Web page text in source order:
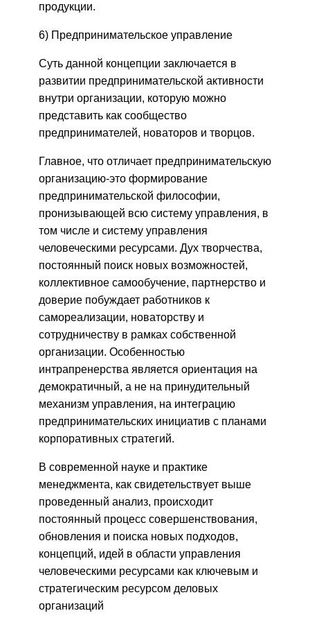
продукции.
6) Предпринимательское управление
Суть данной концепции заключается в
развитии предпринимательской активности
внутри организации, которую можно
представить как сообщество
предпринимателей, новаторов и творцов.
Главное, что отличает предпринимательскую
организацию-это формирование
предпринимательской философии,
пронизывающей всю систему управления, в
том числе и систему управления
человеческими ресурсами. Дух творчества,
постоянный поиск новых возможностей,
коллективное самообучение, партнерство и
доверие побуждает работников к
самореализации, новаторству и
сотрудничеству в рамках собственной
организации. Особенностью
интрапренерства является ориентация на
демократичный, а не на принудительный
механизм управления, на интеграцию
предпринимательских инициатив с планами
корпоративных стратегий.
В современной науке и практике
менеджмента, как свидетельствует выше
проведенный анализ, происходит
постоянный процесс совершенствования,
обновления и поиска новых подходов,
концепций, идей в области управления
человеческими ресурсами как ключевым и
стратегическим ресурсом деловых
организаций